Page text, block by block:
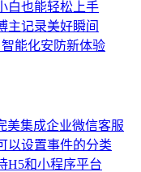
白也能轻松上手
主记录美好瞬间
能化安防新体验
美集成企业微信客服
以设置事件的分类
H5和小程序平台